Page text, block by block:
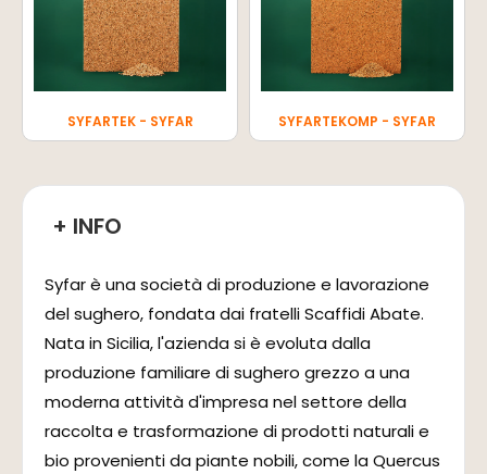
SYFARTEK - SYFAR SYFARTEKOMP - SYFAR
+ INFO
Syfar è una società di produzione e lavorazione
del sughero, fondata dai fratelli Scaffidi Abate.
Nata in Sicilia, l'azienda si è evoluta dalla
produzione familiare di sughero grezzo a una
moderna attività d'impresa nel settore della
raccolta e trasformazione di prodotti naturali e
bio provenienti da piante nobili, come la Quercus